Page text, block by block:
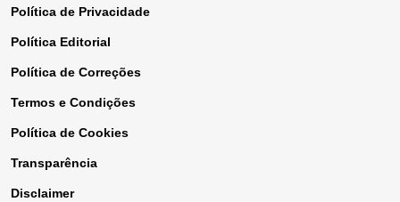
Política de Privacidade
Política Editorial
Política de Correções
Termos e Condições
Política de Cookies
Transparência
Disclaimer